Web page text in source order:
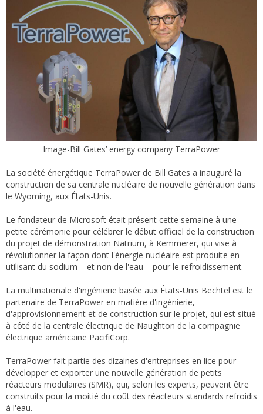
Image-Bill Gates’ energy company TerraPower
La société énergétique TerraPower de Bill Gates a inauguré la
construction de sa centrale nucléaire de nouvelle génération dans
le Wyoming, aux États-Unis.
Le fondateur de Microsoft était présent cette semaine à une
petite cérémonie pour célébrer le début officiel de la construction
du projet de démonstration Natrium, à Kemmerer, qui vise à
révolutionner la façon dont l'énergie nucléaire est produite en
utilisant du sodium – et non de l'eau – pour le refroidissement.
La multinationale d'ingénierie basée aux États-Unis Bechtel est le
partenaire de TerraPower en matière d'ingénierie,
d'approvisionnement et de construction sur le projet, qui est situé
à côté de la centrale électrique de Naughton de la compagnie
électrique américaine PacifiCorp.
TerraPower fait partie des dizaines d'entreprises en lice pour
développer et exporter une nouvelle génération de petits
réacteurs modulaires (SMR), qui, selon les experts, peuvent être
construits pour la moitié du coût des réacteurs standards refroidis
à l'eau.